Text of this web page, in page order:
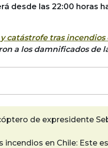
desde las 22:00 horas
y catástrofe tras incendios
a los damnificados de
de expresidente
incendios en Chile: Este